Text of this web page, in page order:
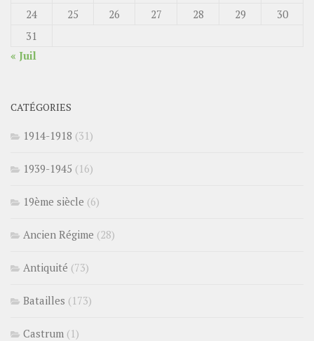
24
25 26 27 28 29
30
31
« Juil
CATÉGORIES
1914-1918 (31)
1939-1945 (16)
19ème siècle (6)
Ancien Régime (28)
Antiquité (73)
Batailles (173)
Castrum (1)